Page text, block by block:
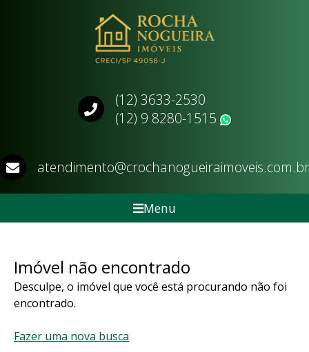
(12) 3633-2530
(12) 9 8280-1515
atendimento@crochanogueiraimoveis.com.br
Menu
Imóvel não encontrado
Desculpe, o imóvel que você está procurando não foi
encontrado.
Fazer uma nova busca